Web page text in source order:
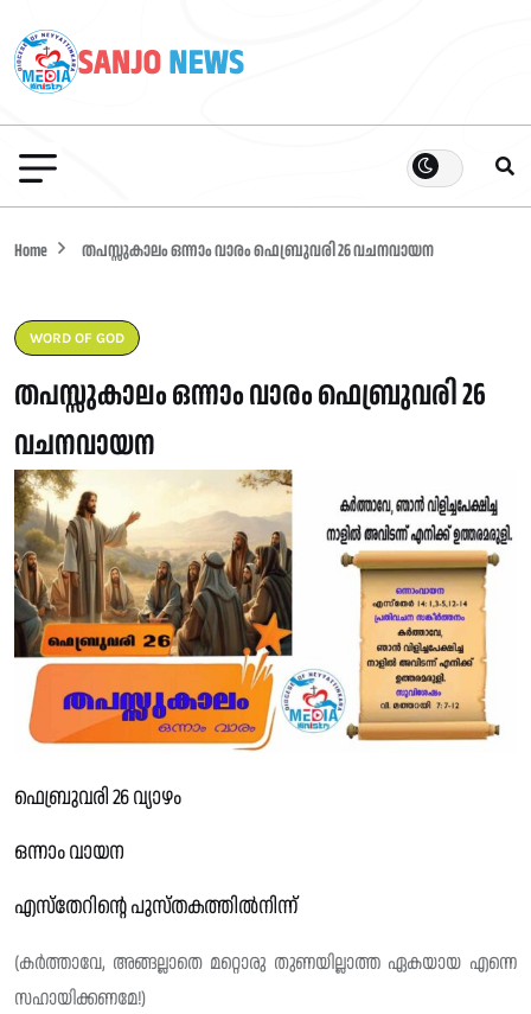
Home തപസ്സുകാലം ഒന്നാം വാരം ഫെബ്രുവരി 26 വചനവായന
WORD OF GOD
തപസ്സുകാലം ഒന്നാം വാരം ഫെബ്രുവരി 26
വചനവായന
ഫെബ്രുവരി 26 വ്യാഴം
ഒന്നാം വായന
എസ്തേറിന്റെ പുസ്‌തകത്തിൽനിന്ന്
(കർത്താവേ, അങ്ങല്ലാതെ മറ്റൊരു തുണയില്ലാത്ത ഏകയായ എന്നെ
സഹായിക്കണമേ!)